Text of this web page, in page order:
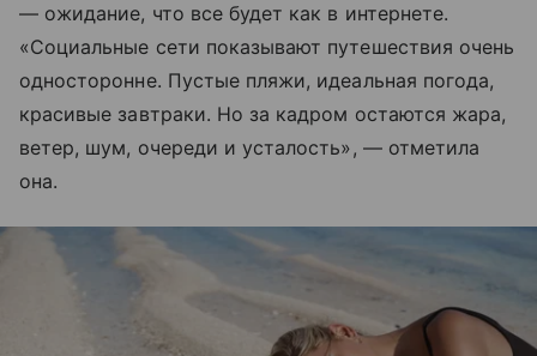
— ожидание, что все будет как в интернете.
«Социальные сети показывают путешествия очень
односторонне. Пустые пляжи, идеальная погода,
красивые завтраки. Но за кадром остаются жара,
ветер, шум, очереди и усталость», — отметила
она.